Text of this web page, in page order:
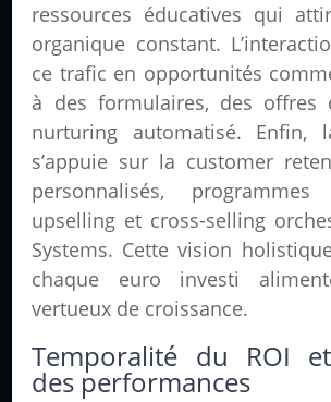
ressources éducatives qui
organique constant.
ce trafic en opportunités
à des formulaires, des offres
nurturing automatisé. Enfin,
s’appuie sur la customer
personnalisés,
upselling et cross-selling
Systems. Cette vision
chaque euro investi
vertueux de croissance.
Temporalité du ROI
des performances